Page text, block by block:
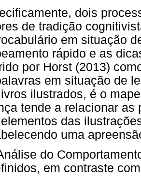
dois
de tradição
em situação
rápido e as
por Horst (2013)
em situação de
ilustrados, é o
tende a relacionar
das
uma
do
em contraste